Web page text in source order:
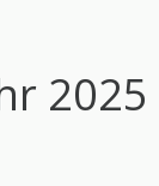
2025